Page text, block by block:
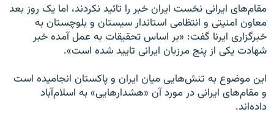
مقام‌های ایرانی نخست ایران خبر را تائید نکردند، اما یک روز بعد
معاون امنيتی و انتظامی استاندار سيستان و بلوچستان به
خبرگزاری ايرنا گفت: «بر اساس تحقيقات به عمل آمده خبر
شهادت يکی از پنج مرزبان ايرانی تاييد شده است».
این موضوع به تنش‌هایی میان ایران و پاکستان انجامیده است
و مقام‌های ایرانی در مورد آن «هشدارهایی» به اسلام‌آباد
داده‌اند.